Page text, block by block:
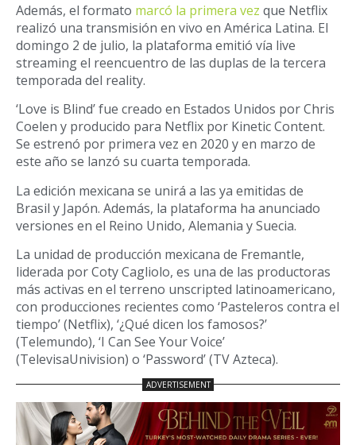
Además, el formato marcó la primera vez que Netflix
realizó una transmisión en vivo en América Latina. El
domingo 2 de julio, la plataforma emitió vía live
streaming el reencuentro de las duplas de la tercera
temporada del reality.
‘Love is Blind’ fue creado en Estados Unidos por Chris
Coelen y producido para Netflix por Kinetic Content.
Se estrenó por primera vez en 2020 y en marzo de
este año se lanzó su cuarta temporada.
La edición mexicana se unirá a las ya emitidas de
Brasil y Japón. Además, la plataforma ha anunciado
versiones en el Reino Unido, Alemania y Suecia.
La unidad de producción mexicana de Fremantle,
liderada por Coty Cagliolo, es una de las productoras
más activas en el terreno unscripted latinoamericano,
con producciones recientes como ‘Pasteleros contra el
tiempo’ (Netflix), ‘¿Qué dicen los famosos?’
(Telemundo), ‘I Can See Your Voice’
(TelevisaUnivision) o ‘Password’ (TV Azteca).